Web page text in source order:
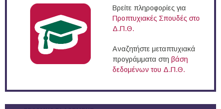
Βρείτε πληροφορίες για
Προπτυχιακές Σπουδές στο
Δ.Π.Θ.
Αναζητήστε μεταπτυχιακά
προγράμματα στη βάση
δεδομένων του Δ.Π.Θ.